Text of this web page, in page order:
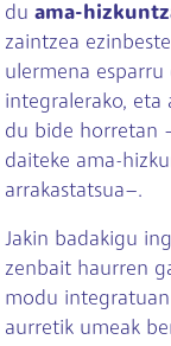
du ama-
zaintzea
ulermena
integralerako, eta
du bide horretan
daiteke ama-
arrakastatsua–.
Jakin badakigu
zenbait haurren
modu
aurretik umeak